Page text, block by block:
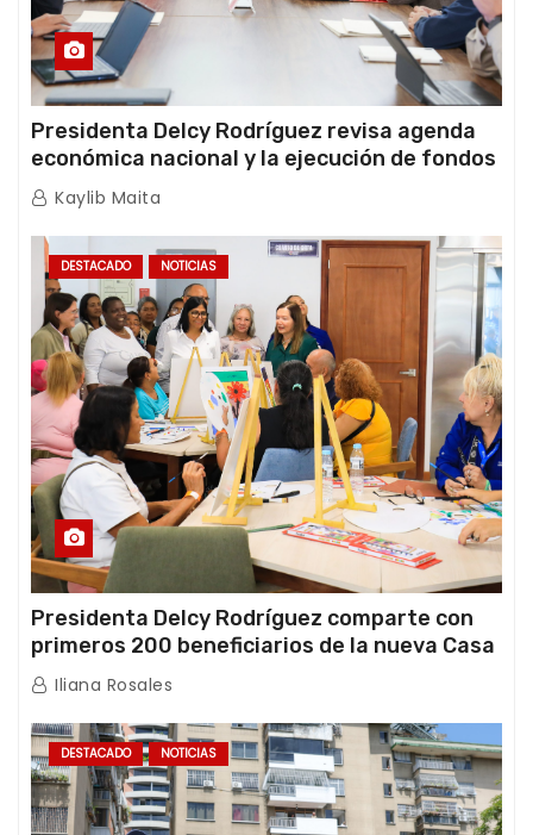
Presidenta Delcy Rodríguez revisa agenda
económica nacional y la ejecución de fondos
de emergencia post-sismos
Kaylib Maita
DESTACADO NOTICIAS
Presidenta Delcy Rodríguez comparte con
primeros 200 beneficiarios de la nueva Casa
de los Abuelos “La Primavera” en Caracas
Iliana Rosales
DESTACADO NOTICIAS